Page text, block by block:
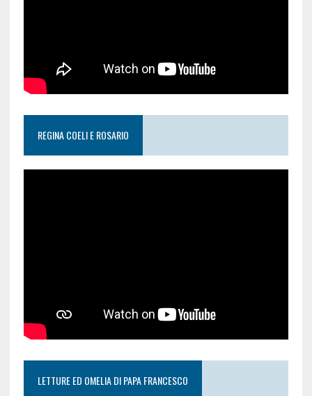
REGINA COELI E ROSARIO
LETTURE ED OMELIA DI PAPA FRANCESCO